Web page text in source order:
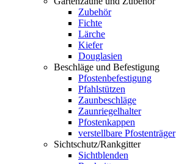
Zubehör
Fichte
Lärche
Kiefer
Douglasien
Beschläge und Befestigung
Pfostenbefestigung
Pfahlstützen
Zaunbeschläge
Zaunriegelhalter
Pfostenkappen
verstellbare Pfostenträger
Sichtschutz/Rankgitter
Sichtblenden